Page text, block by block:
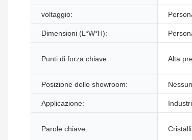
voltaggio:
Dimensioni (L*W*H):
Punti di forza chiave: Alta
Posizione dello showroom:
Applicazione:
Parole chiave: